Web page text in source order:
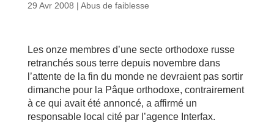
29 Avr 2008 | Abus de faiblesse
Les onze membres d’une secte orthodoxe russe
retranchés sous terre depuis novembre dans
l’attente de la fin du monde ne devraient pas sortir
dimanche pour la Pâque orthodoxe, contrairement
à ce qui avait été annoncé, a affirmé un
responsable local cité par l’agence Interfax.